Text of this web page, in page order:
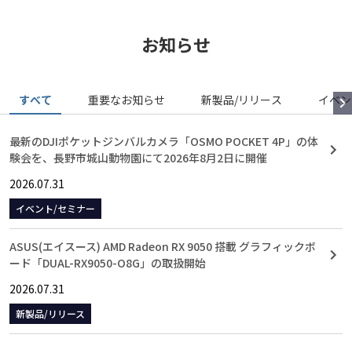
お知らせ
すべて 重要なお知らせ 新製品/リリース イベ
最新のDJIポケットジンバルカメラ「OSMO POCKET 4P」の体
験会を、長野市城山動物園にて2026年8月2日に開催
2026.07.31
イベント/セミナー
ASUS(エイスース) AMD Radeon RX 9050 搭載 グラフィックボ
ード「DUAL-RX9050-O8G」の取扱開始
2026.07.31
新製品/リリース